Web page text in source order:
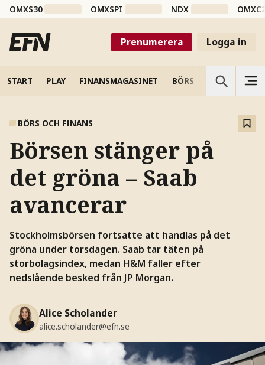
OMXS30 OMXSPI NDX
Prenumerera Logga in
START PLAY FINANSMAGASINET BÖRS VETENSKAP
BÖRS OCH FINANS
Börsen stänger på
det gröna – Saab
avancerar
Stockholmsbörsen fortsatte att handlas på det
gröna under torsdagen. Saab tar täten på
storbolagsindex, medan H&M faller efter
nedslående besked från JP Morgan.
Alice Scholander
alice.scholander@efn.se